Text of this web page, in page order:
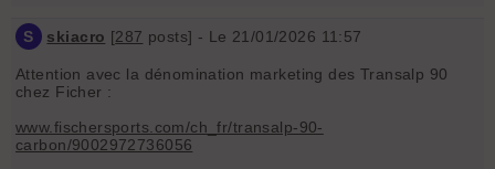
S skiacro [287 posts] - Le 21/01/2026 11:57
Attention avec la dénomination marketing des Transalp 90
chez Ficher :
www.fischersports.com/ch_fr/transalp-90-
carbon/9002972736056